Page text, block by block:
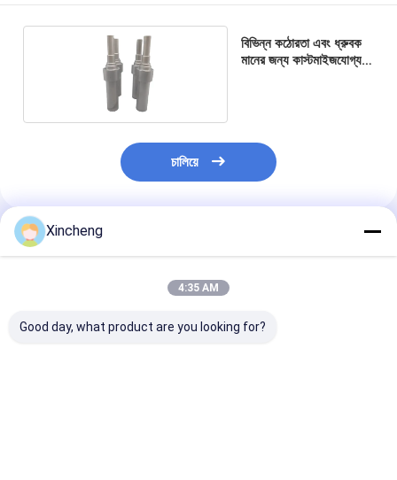
বিভিন্ন কঠোরতা এবং ধ্রুবক
মানের জন্য কাস্টমাইজযোগ্য
চালিয়ে
প্রস্তাবিত পণ্য
Xincheng
4:35 AM
Good day, what product are you looking for?